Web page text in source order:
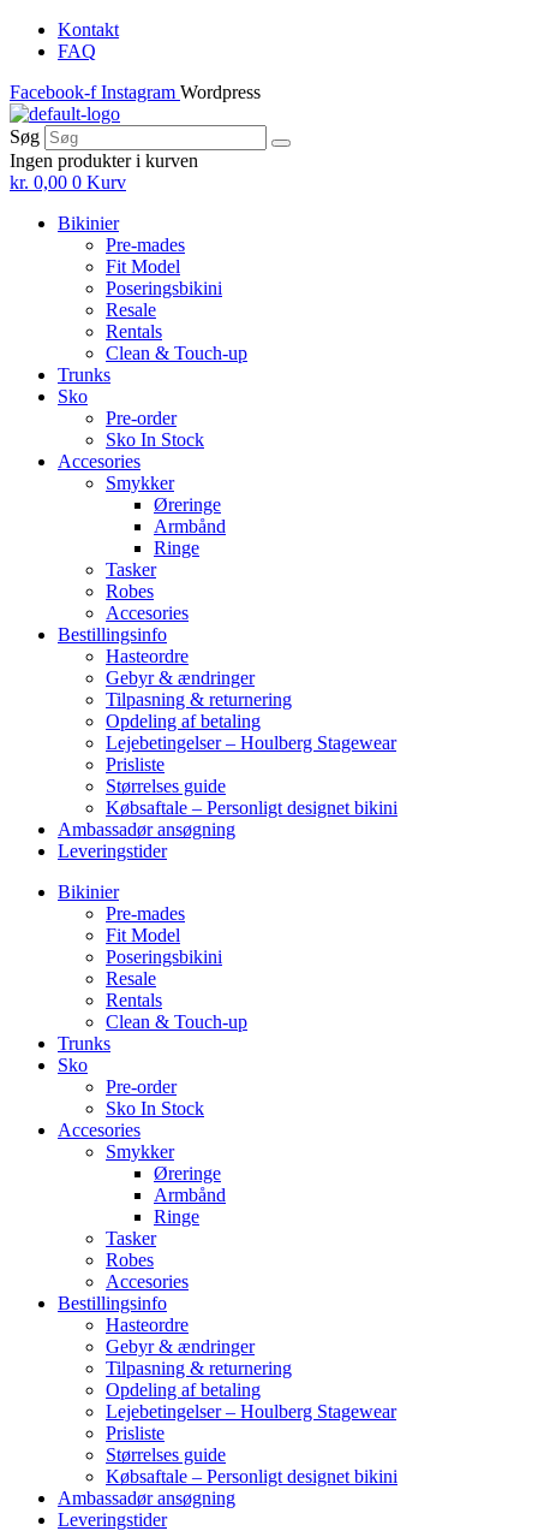
Skip
content
Kontakt
FAQ
Facebook-f Instagram Wordpress
Søg
Ingen produkter i kurven
kr. 0,00 0 Kurv
Bikinier
Pre-mades
Fit Model
Poseringsbikini
Resale
Rentals
Clean & Touch-up
Trunks
Sko
Pre-order
Sko In Stock
Accesories
Smykker
Øreringe
Armbånd
Ringe
Tasker
Robes
Accesories
Bestillingsinfo
Hasteordre
Gebyr & ændringer
Tilpasning & returnering
Opdeling af betaling
Lejebetingelser – Houlberg Stagewear
Prisliste
Størrelses guide
Købsaftale – Personligt designet bikini
Ambassadør ansøgning
Leveringstider
Bikinier
Pre-mades
Fit Model
Poseringsbikini
Resale
Rentals
Clean & Touch-up
Trunks
Sko
Pre-order
Sko In Stock
Accesories
Smykker
Øreringe
Armbånd
Ringe
Tasker
Robes
Accesories
Bestillingsinfo
Hasteordre
Gebyr & ændringer
Tilpasning & returnering
Opdeling af betaling
Lejebetingelser – Houlberg Stagewear
Prisliste
Størrelses guide
Købsaftale – Personligt designet bikini
Ambassadør ansøgning
Leveringstider